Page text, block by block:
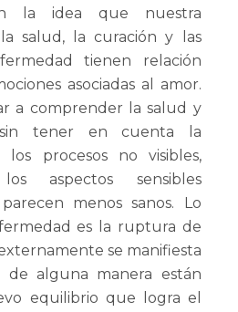
la idea que nuestra
salud, la curación y las
tienen relación
asociadas al amor.
a comprender la salud y
sin tener en cuenta la
procesos no visibles,
aspectos sensibles
menos sanos. Lo
es la ruptura de
se manifiesta
de alguna manera están
equilibrio que logra el